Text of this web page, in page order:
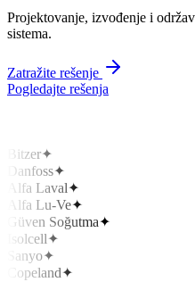
Projektovanje, izvođenje i
sistema.
Zatražite rešenje
Pogledajte rešenja
Bitzer✦
Danfoss✦
Alfa Laval✦
Alfa Lu-Ve✦
Güven Soğutma✦
Isolcell✦
Sanyo✦
Copeland✦